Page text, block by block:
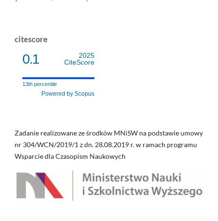
citescore
0.1
2025
CiteScore
13th percentile
Powered by Scopus
Zadanie realizowane ze środków MNiSW na podstawie umowy
nr 304/WCN/2019/1 z dn. 28.08.2019 r. w ramach programu
Wsparcie dla Czasopism Naukowych